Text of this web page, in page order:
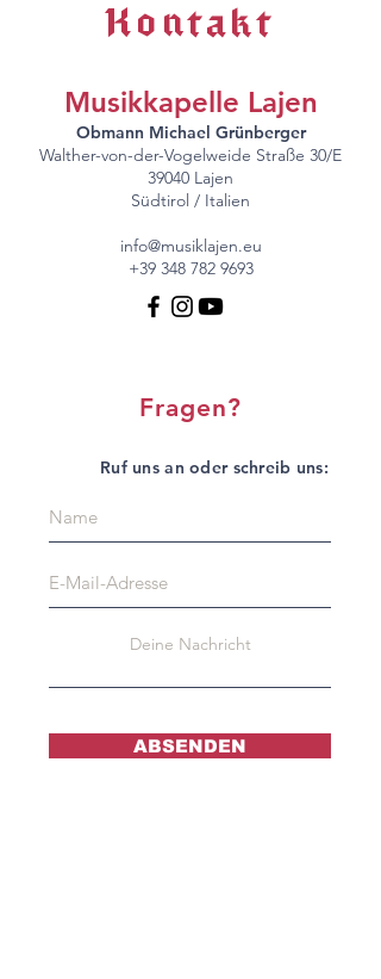
Kontakt
Musikkapelle Lajen
Obmann Michael Grünberger
Walther-von-der-Vogelweide Straße 30/E
39040 Lajen
Südtirol / Italien
info@musiklajen.eu
+39 348 782 9693
Fragen?
Ruf uns an oder schreib uns:
ABSENDEN